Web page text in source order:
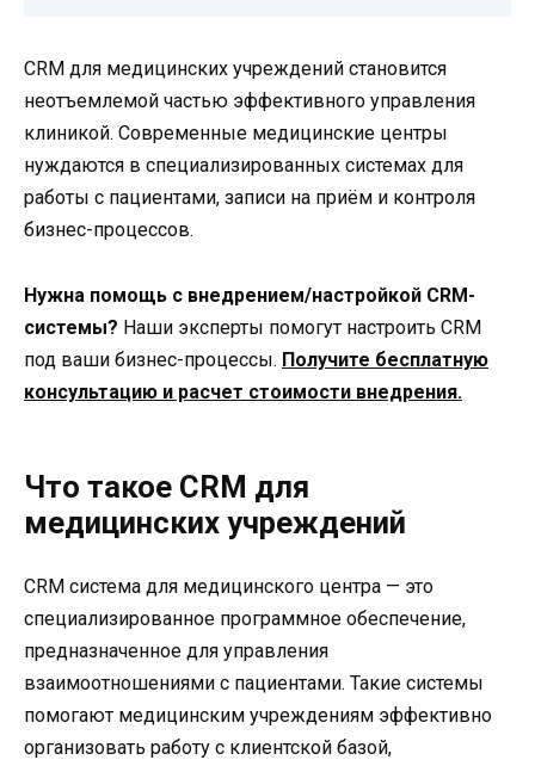
CRM для медицинских учреждений становится
неотъемлемой частью эффективного управления
клиникой. Современные медицинские центры
нуждаются в специализированных системах для
работы с пациентами, записи на приём и контроля
бизнес-процессов.
Нужна помощь с внедрением/настройкой CRM-
системы? Наши эксперты помогут настроить CRM
под ваши бизнес-процессы. Получите бесплатную
консультацию и расчет стоимости внедрения.
Что такое CRM для
медицинских учреждений
CRM система для медицинского центра — это
специализированное программное обеспечение,
предназначенное для управления
взаимоотношениями с пациентами. Такие системы
помогают медицинским учреждениям эффективно
организовать работу с клиентской базой,